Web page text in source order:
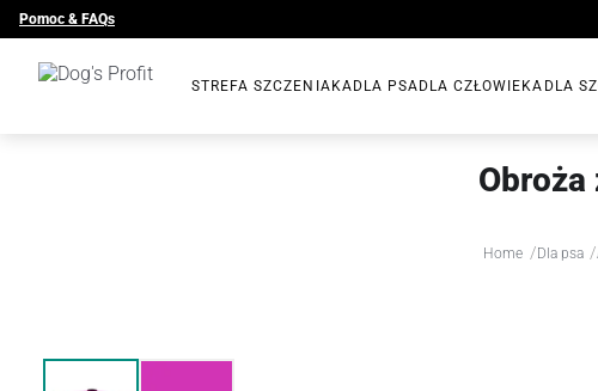
Pomoc & FAQs
STREFA SZCZENIAKA DLA PSA DLA CZŁOWIEKA DLA
Obroża
Home /Dla psa /